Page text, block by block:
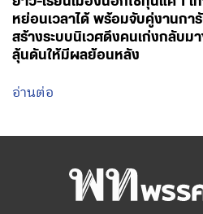
อ่านต่อ
เลขที่ 197 ถนนวิภาวดีรัง
เขตพญาไท กรุงเทพ